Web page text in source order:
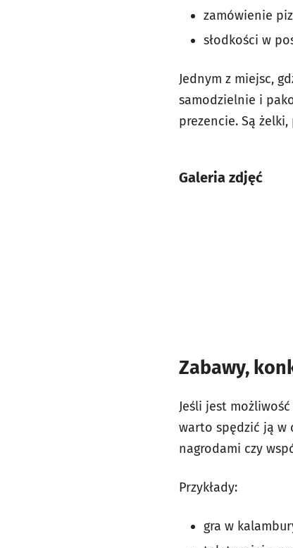
zamówienie
słodkości w
Jednym z miejsc,
samodzielnie i
prezencie. Są
Galeria zdjęć
Zabawy,
Jeśli jest
warto spędzić ją w
nagrodami czy
Przykłady:
gra w